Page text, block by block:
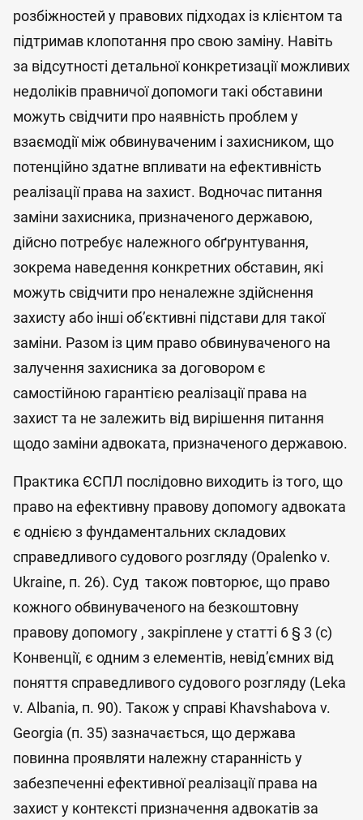
розбіжностей у правових підходах із клієнтом та
підтримав клопотання про свою заміну. Навіть
за відсутності детальної конкретизації можливих
недоліків правничої допомоги такі обставини
можуть свідчити про наявність проблем у
взаємодії між обвинуваченим і захисником, що
потенційно здатне впливати на ефективність
реалізації права на захист. Водночас питання
заміни захисника, призначеного державою,
дійсно потребує належного обґрунтування,
зокрема наведення конкретних обставин, які
можуть свідчити про неналежне здійснення
захисту або інші об’єктивні підстави для такої
заміни. Разом із цим право обвинуваченого на
залучення захисника за договором є
самостійною гарантією реалізації права на
захист та не залежить від вирішення питання
щодо заміни адвоката, призначеного державою.
Практика ЄСПЛ послідовно виходить із того, що
право на ефективну правову допомогу адвоката
є однією з фундаментальних складових
справедливого судового розгляду (Opalenko v.
Ukraine, п. 26). Суд також повторює, що право
кожного обвинуваченого на безкоштовну
правову допомогу , закріплене у статті 6 § 3 (c)
Конвенції, є одним з елементів, невід’ємних від
поняття справедливого судового розгляду (Leka
v. Albania, п. 90). Також у справі Khavshabova v.
Georgia (п. 35) зазначається, що держава
повинна проявляти належну старанність у
забезпеченні ефективної реалізації права на
захист у контексті призначення адвокатів за